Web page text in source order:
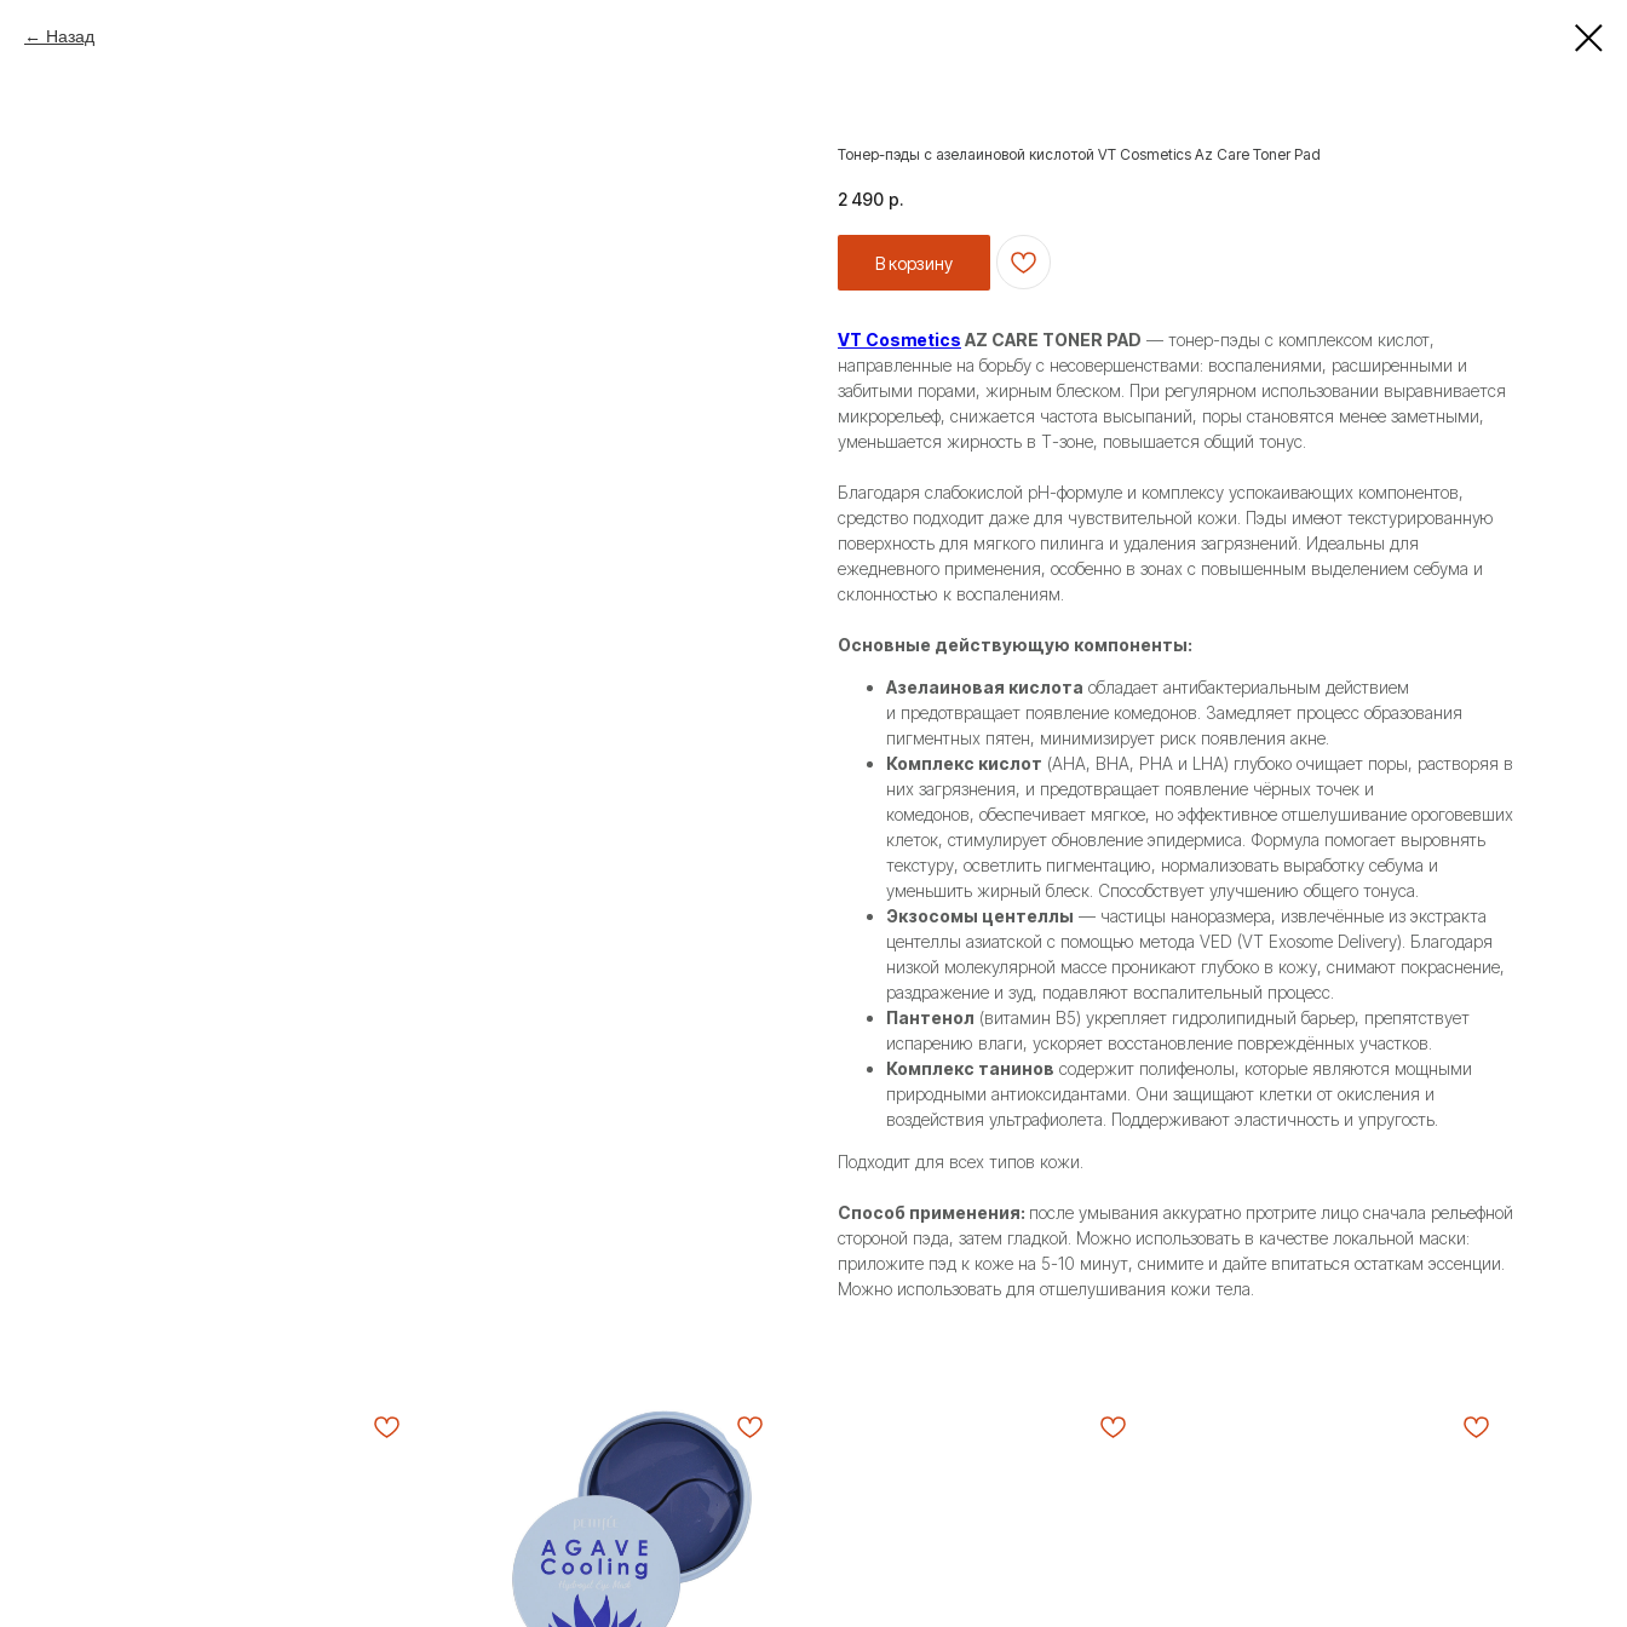
Назад
Тонер-пэды с азелаиновой кислотой VT Cosmetics Az Care Toner Pad
2 490 р.
В корзину
VT Cosmetics AZ CARE TONER PAD — тонер-пэды с комплексом кислот,
направленные на борьбу с несовершенствами: воспалениями, расширенными и
забитыми порами, жирным блеском. При регулярном использовании выравнивается
микрорельеф, снижается частота высыпаний, поры становятся менее заметными,
уменьшается жирность в Т-зоне, повышается общий тонус.
Благодаря слабокислой pH-формуле и комплексу успокаивающих компонентов,
средство подходит даже для чувствительной кожи. Пэды имеют текстурированную
поверхность для мягкого пилинга и удаления загрязнений. Идеальны для
ежедневного применения, особенно в зонах с повышенным выделением себума и
склонностью к воспалениям.
Основные действующую компоненты:
Азелаиновая кислота обладает антибактериальным действием
и предотвращает появление комедонов. Замедляет процесс образования
пигментных пятен, минимизирует риск появления акне.
Комплекс кислот (AHA, BHA, PHA и LHA) глубоко очищает поры, растворяя в
них загрязнения, и предотвращает появление чёрных точек и
комедонов, обеспечивает мягкое, но эффективное отшелушивание ороговевших
клеток, стимулирует обновление эпидермиса. Формула помогает выровнять
текстуру, осветлить пигментацию, нормализовать выработку себума и
уменьшить жирный блеск. Способствует улучшению общего тонуса.
Экзосомы центеллы — частицы наноразмера, извлечённые из экстракта
центеллы азиатской с помощью метода VED (VT Exosome Delivery). Благодаря
низкой молекулярной массе проникают глубоко в кожу, снимают покраснение,
раздражение и зуд, подавляют воспалительный процесс.
Пантенол (витамин B5) укрепляет гидролипидный барьер, препятствует
испарению влаги, ускоряет восстановление повреждённых участков.
Комплекс танинов содержит полифенолы, которые являются мощными
природными антиоксидантами. Они защищают клетки от окисления и
воздействия ультрафиолета. Поддерживают эластичность и упругость.
Подходит для всех типов кожи.
Способ применения: после умывания аккуратно протрите лицо сначала рельефной
стороной пэда, затем гладкой. Можно использовать в качестве локальной маски:
приложите пэд к коже на 5-10 минут, снимите и дайте впитаться остаткам эссенции.
Можно использовать для отшелушивания кожи тела.